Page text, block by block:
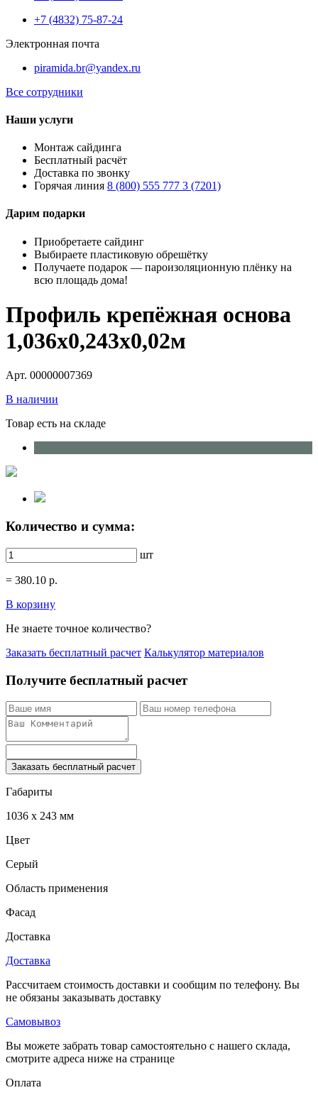
+7 (4832) 75-87-24
Электронная почта
piramida.br@yandex.ru
Все сотрудники
Наши услуги
Монтаж сайдинга
Бесплатный расчёт
Доставка по звонку
Горячая линия 8 (800) 555 777 3 (7201)
Дарим подарки
Приобретаете сайдинг
Выбираете пластиковую обрешётку
Получаете подарок — пароизоляционную плёнку на
всю площадь дома!
Профиль крепёжная основа
1,036х0,243х0,02м
Арт. 00000007369
В наличии
Товар есть на складе
Количество и сумма:
шт
= 380.10 р.
В корзину
Не знаете точное количество?
Заказать бесплатный расчет Калькулятор материалов
Получите бесплатный расчет
Заказать бесплатный расчет
Габариты
1036 x 243 мм
Цвет
Серый
Область применения
Фасад
Доставка
Доставка
Рассчитаем стоимость доставки и сообщим по телефону. Вы
не обязаны заказывать доставку
Самовывоз
Вы можете забрать товар самостоятельно с нашего склада,
смотрите адреса ниже на странице
Оплата